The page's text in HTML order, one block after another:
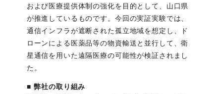
および医療提供体制の強化を目的として、山口県
が推進しているものです。今回の実証実験では、
通信インフラが遮断された孤立地域を想定し、ド
ローンによる医薬品等の物資輸送と並行して、衛
星通信を用いた遠隔医療の可能性が検証されまし
た。
■ 弊社の取り組み